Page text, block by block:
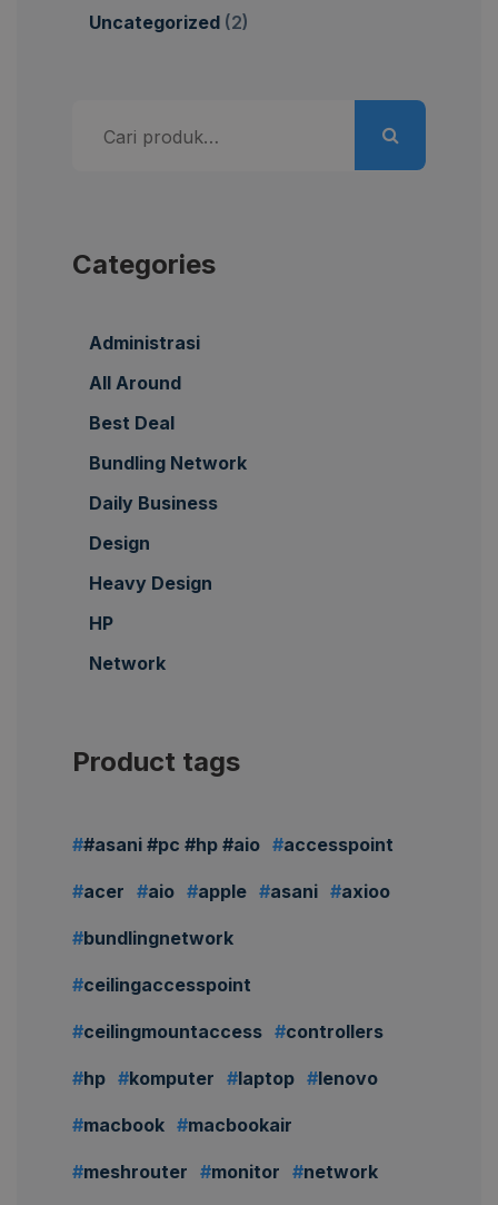
Uncategorized (2)
untuk:
Categories
Administrasi
All Around
Best Deal
Bundling Network
Daily Business
Design
Heavy Design
HP
Network
Product tags
#asani #pc #hp #aio accesspoint
acer aio apple asani axioo
bundlingnetwork
ceilingaccesspoint
ceilingmountaccess controllers
hp komputer laptop lenovo
macbook macbookair
meshrouter monitor network